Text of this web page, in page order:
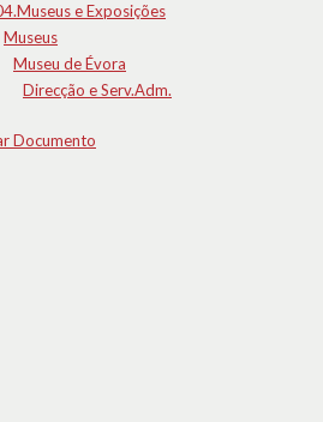
e Exposições
Museus
Museu de Évora
Direcção e Serv.Adm.
Documento